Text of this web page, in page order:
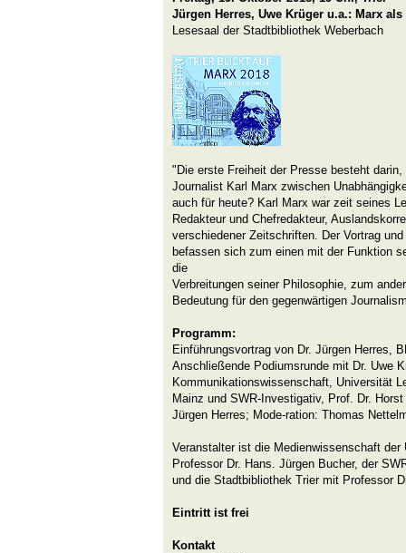
Jürgen Herres, Uwe Krüger u.a.: Marx
Lesesaal der Stadtbibliothek Weberbach
"Die erste Freiheit der Presse besteht
Journalist Karl Marx zwischen
auch für heute? Karl Marx war zeit seines
Redakteur und Chefredakteur,
verschiedener Zeitschriften. Der Vortrag
befassen sich zum einen mit der Funktion
die
Verbreitungen seiner Philosophie, zum
Bedeutung für den gegenwärtigen
Programm:
Einführungsvortrag von Dr. Jürgen Herres,
Anschließende Podiumsrunde mit Dr. Uwe
Kommunikationswissenschaft, Universität
Mainz und SWR-Investigativ, Prof. Dr.
Jürgen Herres; Mode-ration: Thomas
Veranstalter ist die Medienwissenschaft der
Professor Dr. Hans. Jürgen Bucher, der
und die Stadtbibliothek Trier mit Professor
Eintritt ist frei
Kontakt